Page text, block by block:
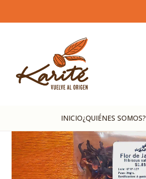
INICIO¿QUIÉNES SOMOS?